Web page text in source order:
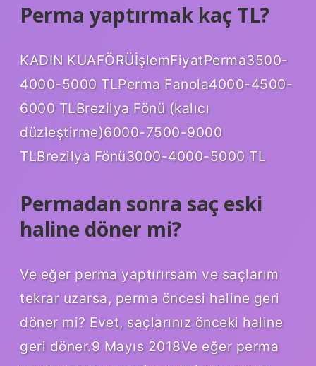
Perma yaptırmak kaç TL?
KADIN KUAFÖRÜİşlemFiyatPerma3500-
4000-5000 TLPerma Fanola4000-4500-
6000 TLBrezilya Fönü (kalıcı
düzleştirme)6000-7500-9000
TLBrezilya Fönü3000-4000-5000 TL
Permadan sonra saç eski
haline döner mi?
Ve eğer perma yaptırırsam ve saçlarım
tekrar uzarsa, perma öncesi haline geri
döner mi? Evet, saçlarınız önceki haline
geri döner.9 Mayıs 2018Ve eğer perma